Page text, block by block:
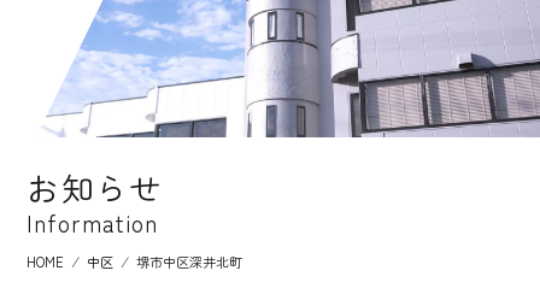
お知らせ
Information
HOME ⁄ 中区 ⁄ 堺市中区深井北町